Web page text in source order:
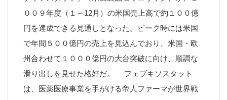
００９年度（１～12月）の米国売上高で約１００億
円を達成できる見通しとなった。ピーク時には米国
で年間５００億円の売上を見込んでおり、米国・欧
州合わせて１０００億円の大台突破に向け、順調な
滑り出しを見せた格好だ。 フェブキソスタット
は、医薬医療事業を手がける帝人ファーマが世界戦